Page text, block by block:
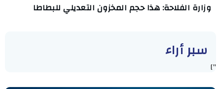
وزارة الفلاحة: هذا حجم المخزون التعديلي للبطاطا
سبر أراء
"]